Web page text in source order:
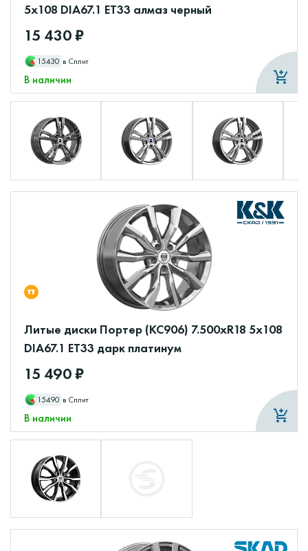
5x108 DIA67.1 ET33 алмаз черный
15 430 ₽
15430 в Сплит
В наличии
Литые диски Портер (КС906) 7.500xR18 5x108
DIA67.1 ET33 дарк платинум
15 490 ₽
15490 в Сплит
В наличии